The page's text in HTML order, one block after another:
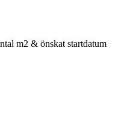
m2 & önskat startdatum